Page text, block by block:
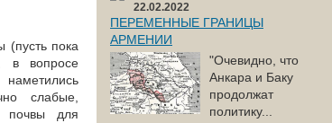
пока
в вопросе
наметились
слабые,
почвы для
22.02.2022
ПЕРЕМЕННЫЕ ГРАНИЦЫ
АРМЕНИИ
"Очевидно, что
Анкара и Баку
продолжат
политику...